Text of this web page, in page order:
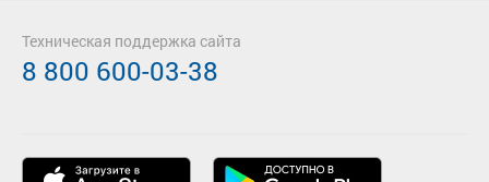
Техническая поддержка сайта
8 800 600-03-38